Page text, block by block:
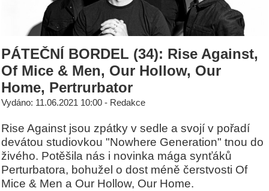
PÁTEČNÍ BORDEL (34): Rise Against,
Of Mice & Men, Our Hollow, Our
Home, Pertrurbator
Vydáno: 11.06.2021 10:00 - Redakce
Rise Against jsou zpátky v sedle a svojí v pořadí
devátou studiovkou "Nowhere Generation" tnou do
živého. Potěšila nás i novinka mága synťáků
Perturbatora, bohužel o dost méně čerstvosti Of
Mice & Men a Our Hollow, Our Home.